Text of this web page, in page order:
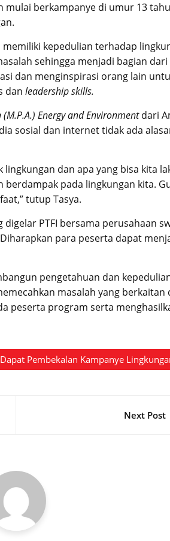
mulai berkampanye di umur 13
kepedulian terhadap
sehingga menjadi bagian
dan menginspirasi orang lain
dan leadership skills.
Energy and Environmentdari
sosial dan internet tidak ada
dan apa yang bisa kita
pada lingkungan kita.
tutup Tasya.
PTFI bersama perusahaan
para peserta dapat
pengetahuan dan
masalah yang berkaitan
peserta program serta
Pembekalan Kampanye
Next Post